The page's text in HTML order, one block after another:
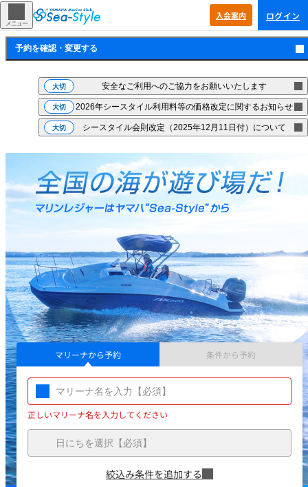
メニュー
入会案内 ログイン
予約を確認・ 変更する
大切 安全なご利用へのご協力をお願いいたします
大切 2026年シースタイル利用料等の価格改定に関するお知らせ
大切 シースタイル会則改定（2025年12月11日付）について
マリーナから予約 条件から予約
正しいマリーナ名を入力してください
絞込み条件を追加する